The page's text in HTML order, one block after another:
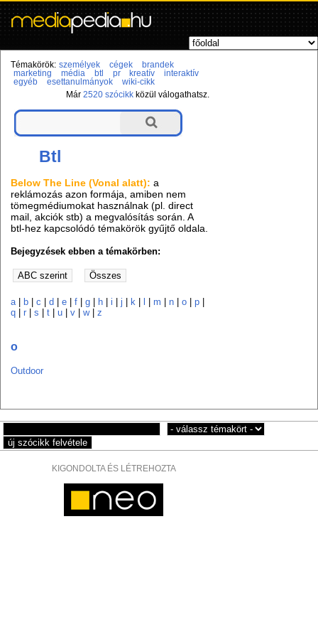
Témakörök: személyek cégek
brandek
marketing
média btl pr kreatív
interaktív
egyéb
esettanulmányok
wiki-cikk
Már2520 szócikk közül válogathatsz.
Btl
Below The Line (Vonal alatt): a
reklámozás azon formája, amiben nem
tömegmédiumokat használnak (pl. direct
mail, akciók stb) a megvalósítás során. A
btl-hez kapcsolódó témakörök gyűjtő oldala.
Bejegyzések ebben a témakörben:
a| b |c |d |e |f |g h |i |j k |m |n |o |p
q |r |s |t |u |v |w|z
o
Outdoor
KIGONDOLTA ÉS LÉTREHOZTA